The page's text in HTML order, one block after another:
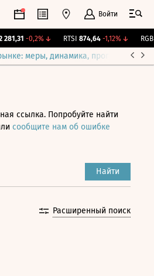
Войти
-0,2%↓ RTSI 874,64 -1,12%↓ RGBI
меры, динамика, прогнозы
ссылка. Попробуйте найти
сообщите нам об ошибке
Найти
Расширенный поиск